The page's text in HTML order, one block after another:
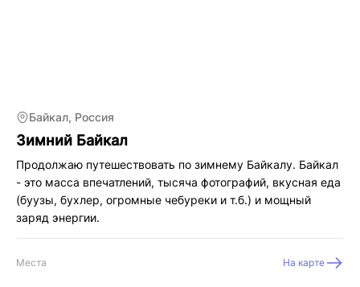
Байкал, Россия
Зимний Байкал
Продолжаю путешествовать по зимнему Байкалу. Байкал
- это масса впечатлений, тысяча фотографий, вкусная еда
(буузы, бухлер, огромные чебуреки и т.б.) и мощный
заряд энергии.
Места На карте